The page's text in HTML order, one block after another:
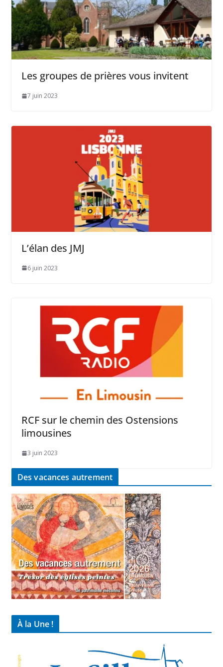
Les groupes de prières vous invitent
7 juin 2023
L’élan des JMJ
6 juin 2023
RCF sur le chemin des Ostensions
limousines
3 juin 2023
Des vacances autrement
À la Une !